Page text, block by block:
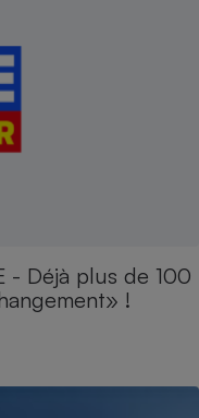
- Déjà plus de 100
!